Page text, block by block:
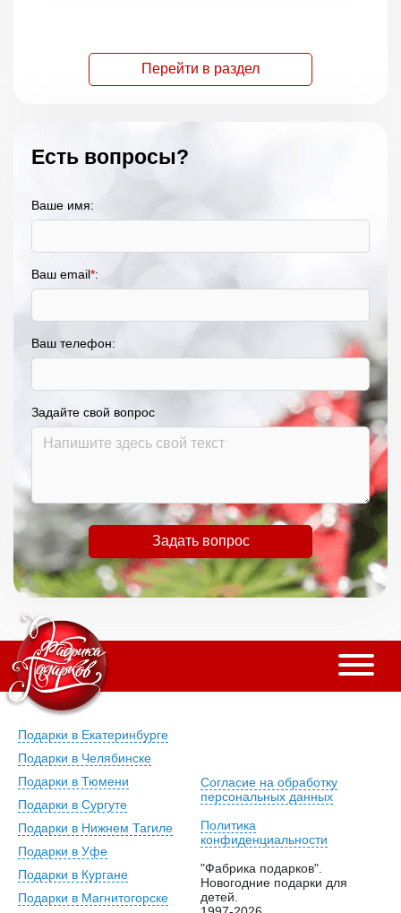
Перейти в раздел
Есть вопросы?
Ваше имя:
Ваш email*:
Ваш телефон:
Задайте свой вопрос
Задать вопрос
Подарки в Екатеринбурге
Подарки в Челябинске
Подарки в Тюмени
Подарки в Сургуте
Подарки в Нижнем Тагиле
Подарки в Уфе
Подарки в Кургане
Подарки в Магнитогорске
Согласие на обработку
персональных данных
Политика
конфиденциальности
"Фабрика подарков".
Новогодние подарки для
детей.